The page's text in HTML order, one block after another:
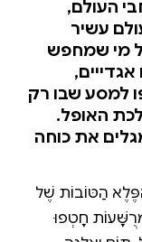
העולם,
עשיר
מי שמחפש
למסע שבו רק
האופל.
את כוחה
הַטּוֹבוֹת שֶׁל
חָטְפוּ